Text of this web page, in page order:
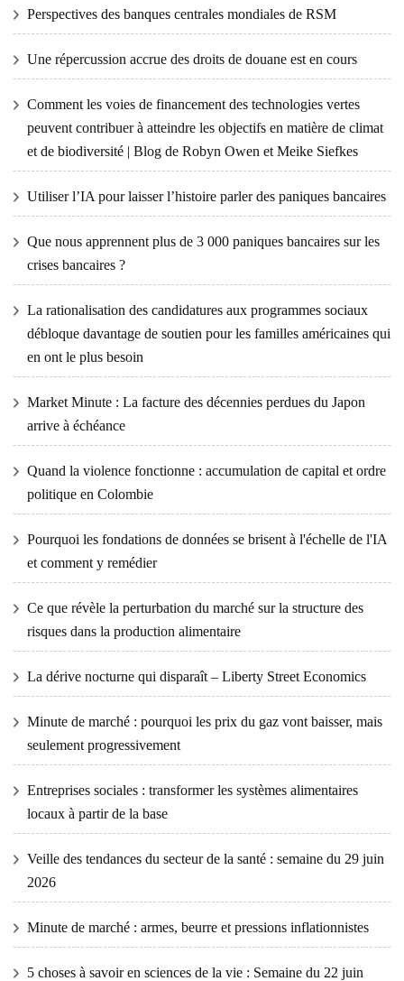
Perspectives des banques centrales mondiales de RSM
Une répercussion accrue des droits de douane est en cours
Comment les voies de financement des technologies vertes
peuvent contribuer à atteindre les objectifs en matière de climat
et de biodiversité | Blog de Robyn Owen et Meike Siefkes
Utiliser l’IA pour laisser l’histoire parler des paniques bancaires
Que nous apprennent plus de 3 000 paniques bancaires sur les
crises bancaires ?
La rationalisation des candidatures aux programmes sociaux
débloque davantage de soutien pour les familles américaines qui
en ont le plus besoin
Market Minute : La facture des décennies perdues du Japon
arrive à échéance
Quand la violence fonctionne : accumulation de capital et ordre
politique en Colombie
Pourquoi les fondations de données se brisent à l'échelle de l'IA
et comment y remédier
Ce que révèle la perturbation du marché sur la structure des
risques dans la production alimentaire
La dérive nocturne qui disparaît – Liberty Street Economics
Minute de marché : pourquoi les prix du gaz vont baisser, mais
seulement progressivement
Entreprises sociales : transformer les systèmes alimentaires
locaux à partir de la base
Veille des tendances du secteur de la santé : semaine du 29 juin
2026
Minute de marché : armes, beurre et pressions inflationnistes
5 choses à savoir en sciences de la vie : Semaine du 22 juin